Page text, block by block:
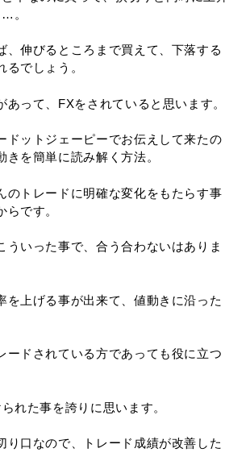
。
、伸びるところまで買えて、下落する
るでしょう。
あって、FXをされていると思います。
ドットジェーピーでお伝えして来たの
きを簡単に読み解く方法。
のトレードに明確な変化をもたらす事
らです。
ういった事で、合う合わないはありま
を上げる事が出来て、値動きに沿った
ードされている方であっても役に立つ
れた事を誇りに思います。
り口なので、トレード成績が改善した